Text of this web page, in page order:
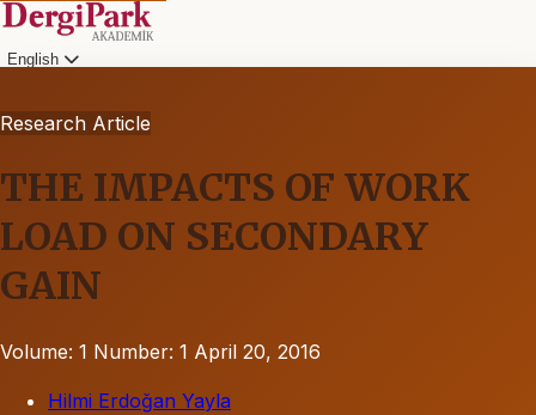
English
Research Article
THE IMPACTS OF WORK
LOAD ON SECONDARY
GAIN
Volume: 1 Number: 1 April 20, 2016
Hilmi Erdoğan Yayla